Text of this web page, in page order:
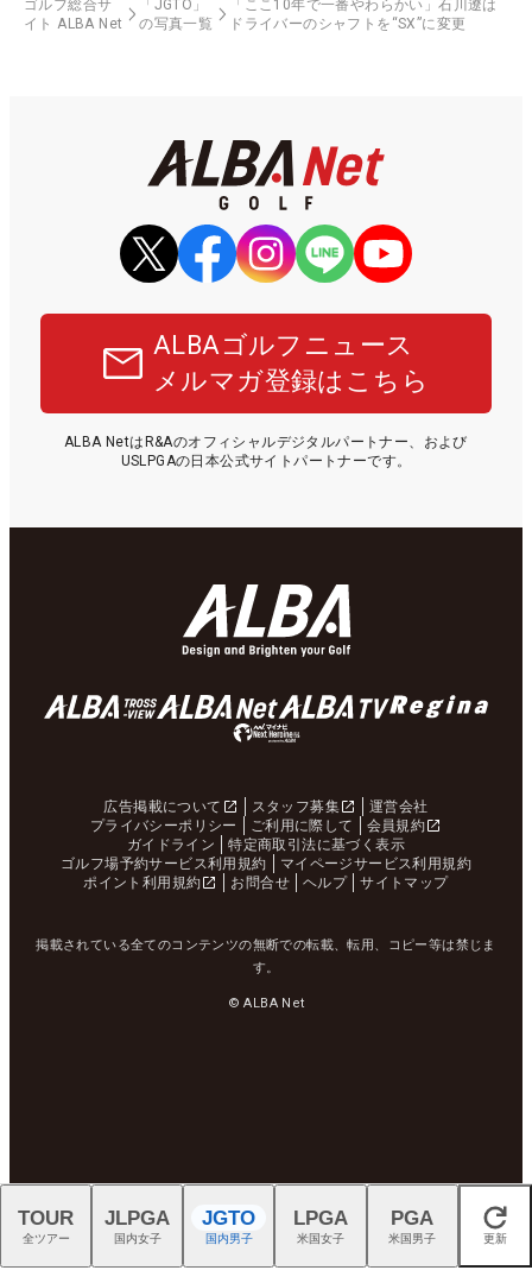
ゴルフ総合サ
イト ALBA Net
「JGTO」
の写真一覧
「ここ10年で一番やわらかい」石川遼は
ドライバーのシャフトを“SX”に変更
ALBAゴルフニュース
メルマガ登録はこちら
ALBA NetはR&Aのオフィシャルデジタルパートナー、および
USLPGAの日本公式サイトパートナーです。
広告掲載について スタッフ募集
運営会社
プライバシーポリシー
ご利用に際して
会員規約
ガイドライン
特定商取引法に基づく表示
ゴルフ場予約サービス利用規約
マイページサービス利用規約
ポイント利用規約
お問合せ ヘルプ サイトマップ
掲載されている全てのコンテンツの無断での転載、転用、コピー等は禁じま
す。
© ALBA Net
閉じる
TOUR
全ツアー
JLPGA
国内女子
JGTO
国内男子
LPGA
米国女子
PGA
米国男子 更新